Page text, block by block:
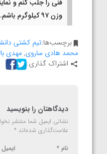
فنی را جلب کنم و
وزن ۹۷ کیلوگرم باشم.
برچسب‌ها:تیم کشتی
محمد هادی ساروی,مهدی
اشتراک گذاری:
دیدگاهتان را بنویسید
نشانی ایمیل شما منتشر
علامت‌گذاری شده‌اند *
نام * ایمیل